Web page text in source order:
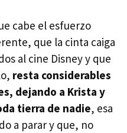
cabe el esfuerzo
que la cinta caiga
al cine Disney y que
resta considerables
dejando a Krista y
tierra de nadie, esa
a parar y que, no